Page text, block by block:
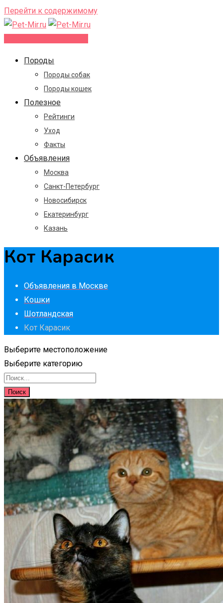
Перейти к содержимому
Породы
Породы собак
Породы кошек
Полезное
Рейтинги
Уход
Факты
Объявления
Москва
Санкт-Петербург
Новосибирск
Екатеринбург
Казань
Кот Карасик
Объявления в Москве
Кошки
Шотландская
Кот Карасик
Выберите местоположение
Выберите категорию
Поиск